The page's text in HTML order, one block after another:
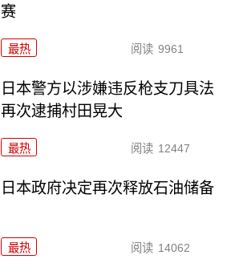
赛
最热 阅读 9961
日本警方以涉嫌违反枪支刀具法
再次逮捕村田晃大
最热 阅读 12447
日本政府决定再次释放石油储备
最热 阅读 14062